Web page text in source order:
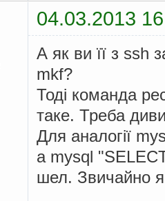
04.03.2013
А як ви її з ssh
mkf?
Тоді команда
таке. Треба
Для аналогії
а mysql
шел. Звичайно